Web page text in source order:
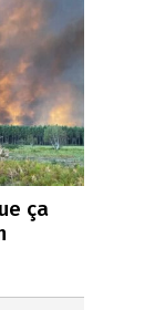
ça